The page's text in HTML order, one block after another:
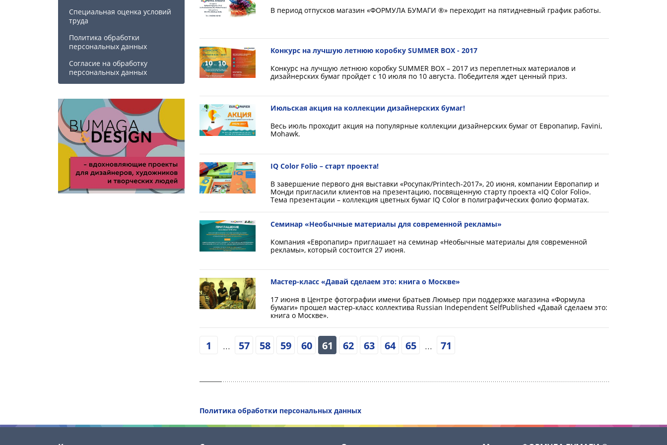
Специальная оценка условий
труда
Политика обработки
персональных данных
Cогласие на обработку
персональных данных
В период отпусков магазин «ФОРМУЛА БУМАГИ ®» переходит на пятидневный график работы.
Конкурс на лучшую летнюю коробку SUMMER BOX - 2017
Конкурс на лучшую летнюю коробку SUMMER BOX – 2017 из переплетных материалов и
дизайнерских бумаг пройдет с 10 июля по 10 августа. Победителя ждет ценный приз.
Июльская акция на коллекции дизайнерских бумаг!
Весь июль проходит акция на популярные коллекции дизайнерских бумаг от Европапир, Favini,
Mohawk.
IQ Color Folio – старт проекта!
В завершение первого дня выставки «Росупак/Printech-2017», 20 июня, компании Европапир и
Монди пригласили клиентов на презентацию, посвященную старту проекта «IQ Color Folio».
Тема презентации – коллекция цветных бумаг IQ Color в полиграфических фолио форматах.
Семинар «Необычные материалы для современной рекламы»
Компания «Европапир» приглашает на семинар «Необычные материалы для современной
рекламы», который состоится 27 июня.
Мастер-класс «Давай сделаем это: книга о Москве»
17 июня в Центре фотографии имени братьев Люмьер при поддержке магазина «Формула
бумаги» прошел мастер-класс коллектива Russian Independent SelfPublished «Давай сделаем это:
книга о Москве».
1 ... 57 58 59 60 61 62 63 64 65 ... 71
Политика обработки персональных данных